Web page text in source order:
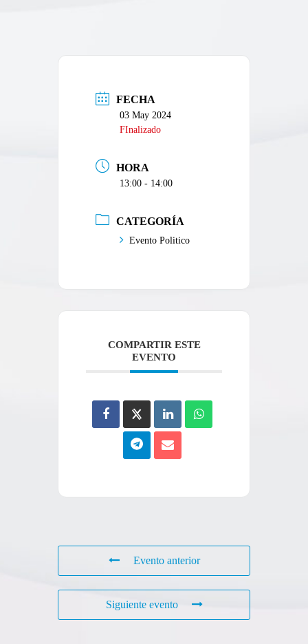
FECHA
03 May 2024
FInalizado
HORA
13:00 - 14:00
CATEGORÍA
Evento Politico
COMPARTIR ESTE
EVENTO
Evento anterior
Siguiente evento